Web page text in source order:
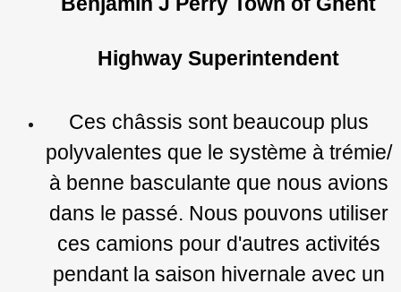
Highway Superintendent
Ces châssis sont beaucoup plus
polyvalentes que le système à trémie/
à benne basculante que nous avions
dans le passé. Nous pouvons utiliser
ces camions pour d'autres activités
pendant la saison hivernale avec un